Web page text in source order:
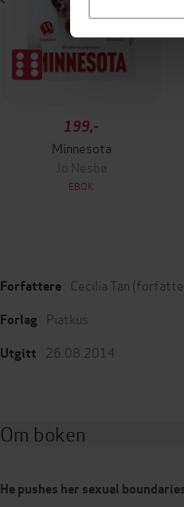
199,-
Minnesota
Jo Nesbø
EBOK
Forfattere Cecilia Tan
Forlag Piatkus
Utgitt 26.08.2014
Om boken
He pushes her sexual